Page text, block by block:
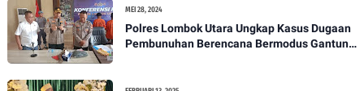
MEI 28, 2024
Polres Lombok Utara Ungkap Kasus Dugaan
Pembunuhan Berencana Bermodus Gantung